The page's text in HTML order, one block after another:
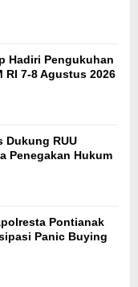
Hadiri Pengukuhan
RI 7-8 Agustus 2026
Dukung RUU
Penegakan Hukum
Pontianak
Panic Buying